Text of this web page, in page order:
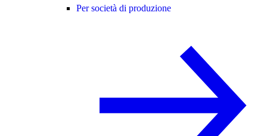
Per società di produzione